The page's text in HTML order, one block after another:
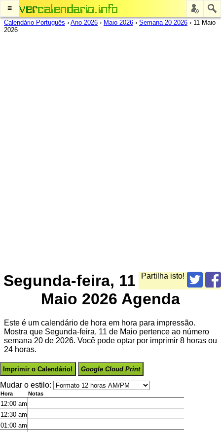
≡
Calendário Português › Ano 2026 › Maio 2026 › Semana 20 2026 › 11 Maio
2026
Partilha isto!
Segunda-feira, 11
Maio 2026 Agenda
Este é um calendário de hora em hora para impressão.
Mostra que Segunda-feira, 11 de Maio pertence ao número
semana 20 de 2026. Você pode optar por imprimir 8 horas ou
24 horas.
Imprimir o Calendário! Google Cloud Print
Mudar o estilo:
Hora Notas
12:00 am
12:30 am
01:00 am